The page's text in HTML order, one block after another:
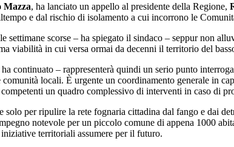
Mazza, ha lanciato un appello al presidente della Regione,
e dal rischio di isolamento a cui incorrono le
settimane scorse – ha spiegato il sindaco – seppur non
viabilità in cui versa ormai da decenni il territorio del
continuato – rappresenterà quindi un serio punto
locali. È urgente un coordinamento generale in
un quadro complessivo di interventi in caso di
per ripulire la rete fognaria cittadina dal fango e dai
notevole per un piccolo comune di appena 1000
territoriali assumere per il futuro.